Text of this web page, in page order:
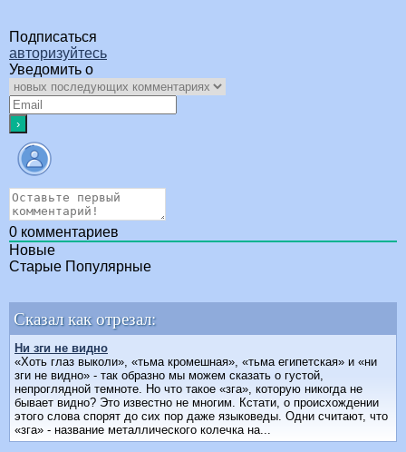
Подписаться
авторизуйтесь
Уведомить о
0 комментариев
Новые
Старые Популярные
Сказал как отрезал:
Ни зги не видно
«Хоть глаз выколи», «тьма кромешная», «тьма египетская» и «ни
зги не видно» - так образно мы можем сказать о густой,
непроглядной темноте. Но что такое «зга», которую никогда не
бывает видно? Это известно не многим. Кстати, о происхождении
этого слова спорят до сих пор даже языковеды. Одни считают, что
«зга» - название металлического колечка на...